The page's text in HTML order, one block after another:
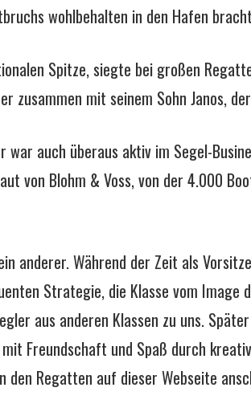
wohlbehalten in den Hafen
Spitze, siegte bei großen
mit seinem Sohn Janos,
auch überaus aktiv im Segel-
von Blohm & Voss, von der 4.000
anderer. Während der Zeit als
Strategie, die Klasse vom Image
aus anderen Klassen zu uns.
Freundschaft und Spaß durch
Regatten auf dieser Webseite